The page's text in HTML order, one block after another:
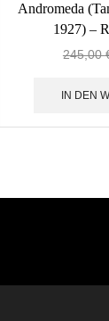
Andromeda
1927) –
245,00
IN DEN